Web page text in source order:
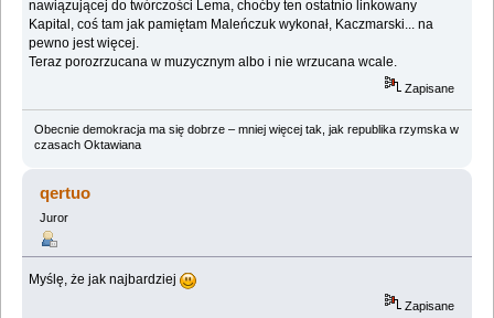
nawiązującej do twórczości Lema, choćby ten ostatnio linkowany
Kapital, coś tam jak pamiętam Maleńczuk wykonał, Kaczmarski... na
pewno jest więcej.
Teraz porozrzucana w muzycznym albo i nie wrzucana wcale.
Zapisane
Obecnie demokracja ma się dobrze – mniej więcej tak, jak republika rzymska w
czasach Oktawiana
qertuo
Juror
Myślę, że jak najbardziej
Zapisane